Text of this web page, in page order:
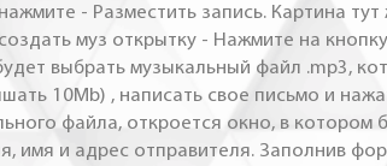
- Разместить запись. Картина
муз открытку - Нажмите на
выбрать музыкальный файл .mp3,
10Mb) , написать свое письмо и
файла, откроется окно, в
имя и адрес отправителя. Заполнив